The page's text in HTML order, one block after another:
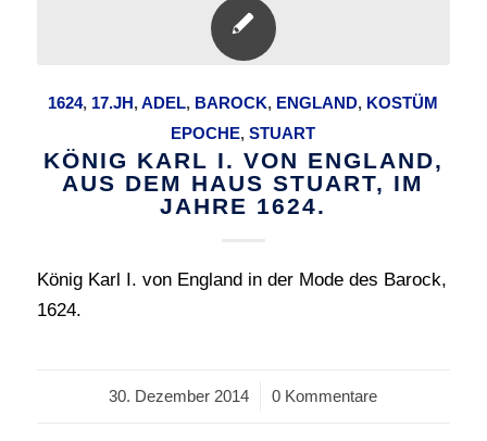
1624, 17.JH,ADEL, BAROCK, ENGLAND, KOSTÜM
EPOCHE,STUART
KÖNIG KARL I. VON ENGLAND,
AUS DEM HAUS STUART, IM
JAHRE 1624.
König Karl I. von England in der Mode des Barock,
1624.
30. Dezember 2014
/ 0 Kommentare